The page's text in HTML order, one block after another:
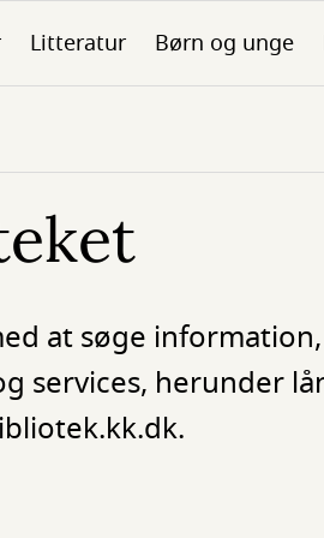
Litteratur Børn og unge
at søge
services, herunder